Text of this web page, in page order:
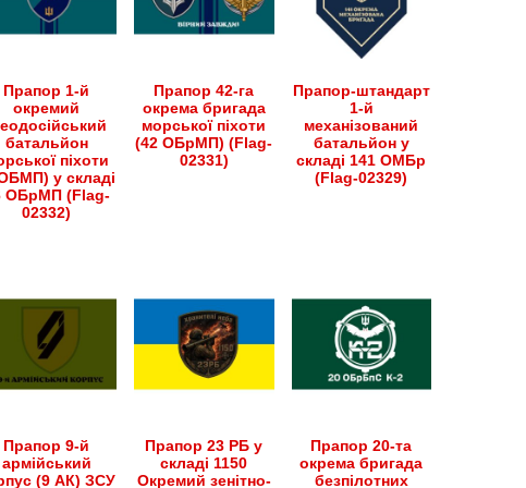
Прапор 1-й
окремий
батальйон
піхоти
у складі
ОБрМП (Flag-
02332)
Прапор 42-га
окрема бригада
морської піхоти
(42 ОБрМП) (Flag-
02331)
Прапор-штандарт
1-й
механізований
батальйон у
складі 141 ОМБр
(Flag-02329)
Прапор 9-й
армійський
(9 АК) ЗСУ
Прапор 23 РБ у
складі 1150
Окремий зенітно-
Прапор 20-та
окрема бригада
безпілотних